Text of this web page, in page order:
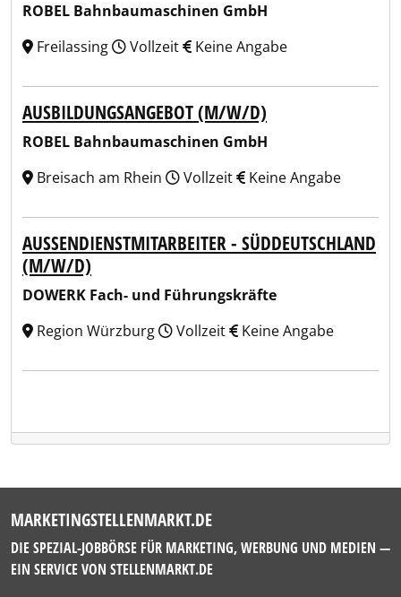
ROBEL Bahnbaumaschinen GmbH
Freilassing
Vollzeit Keine Angabe
AUSBILDUNGSANGEBOT (M/W/D)
ROBEL Bahnbaumaschinen GmbH
Breisach am Rhein
Vollzeit Keine Angabe
AUSSENDIENSTMITARBEITER - SÜDDEUTSCHLAND (
M/W/D)
DOWERK Fach- und Führungskräfte
Region Würzburg
Vollzeit Keine Angabe
MARKETINGSTELLENMARKT.DE
DIE SPEZIAL-JOBBÖRSE FÜR MARKETING, WERBUNG UND MEDIEN —
EIN SERVICE VON STELLENMARKT.DE